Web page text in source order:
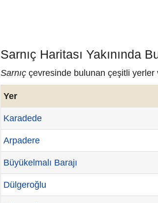
Sarnıç Haritası Yakınında
Sarnıç çevresinde bulunan çeşitli yerler
Yer
Karadede
Arpadere
Büyükelmalı Barajı
Dülgeroğlu